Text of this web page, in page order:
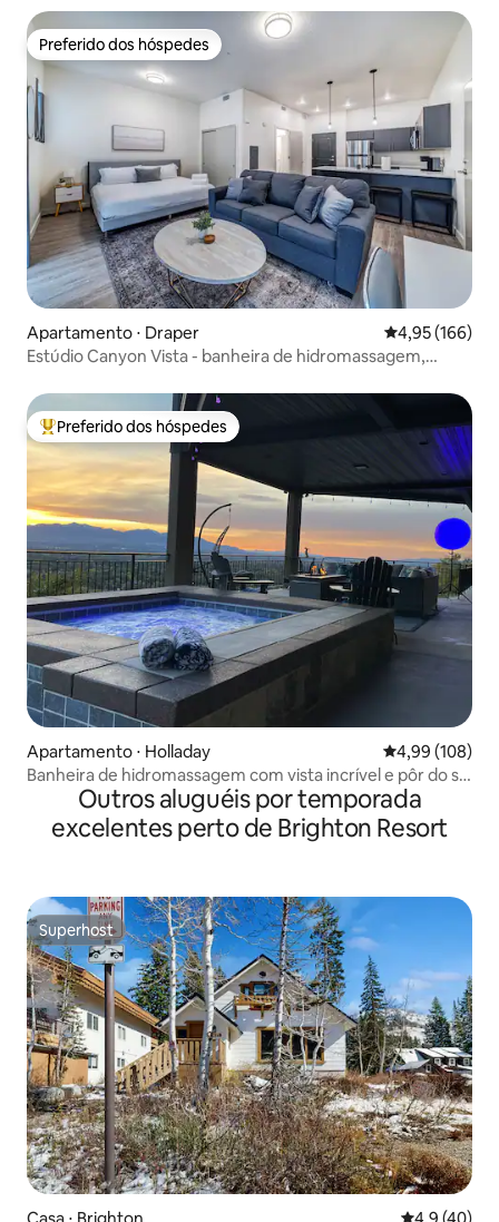
Preferido dos hóspedes
Preferido dos hóspedes
Apartamento ⋅ Draper 4,95 de uma
4,95 (166)
Estúdio Canyon Vista - banheira de hidromassagem,
Entre os melhores preferidos dos hóspedes
Preferido dos hóspedes
Apartamento ⋅ Holladay 4,99 de uma
4,99 (108)
Banheira de hidromassagem com vista incrível e pôr do sol
perto de cânions
Outros aluguéis por temporada
excelentes perto de Brighton Resort
Superhost
Superhost
Casa ⋅ Brighton 4,9 de uma
4,9 (40)